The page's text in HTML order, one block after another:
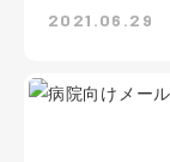
2021.06.29